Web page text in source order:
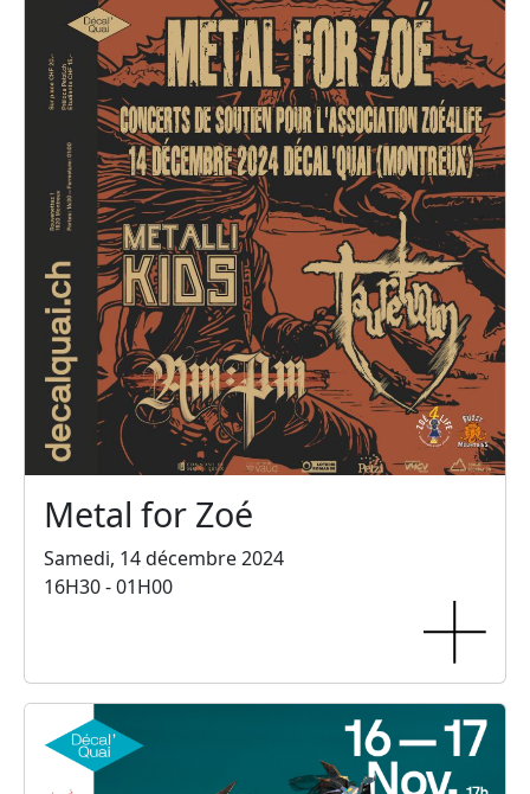
Metal for Zoé
Samedi, 14 décembre 2024
16H30 - 01H00